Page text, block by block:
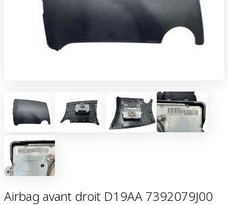
Airbag avant droit D19AA 7392079J00